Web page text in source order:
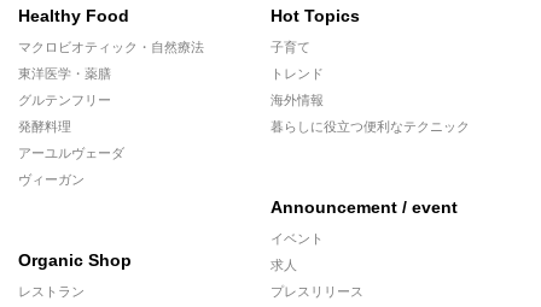
Healthy Food
マクロビオティック・自然療法
東洋医学・薬膳
グルテンフリー
発酵料理
アーユルヴェーダ
ヴィーガン
Organic Shop
レストラン
Hot Topics
子育て
トレンド
海外情報
暮らしに役立つ便利なテクニック
Announcement / event
イベント
求人
プレスリリース